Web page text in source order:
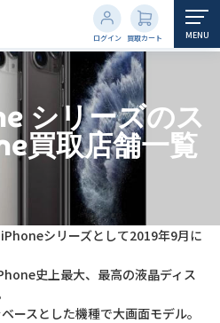
買取カート
ログイン MENU
シリーズのス
買取店舗一覧
シリーズとして2019年9月に
史上最大、最高の液晶ディス
ースとした機種で大画面モデル。